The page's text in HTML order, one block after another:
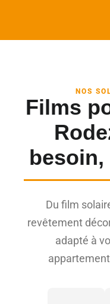
NOS
Films
Du film
revêtement
adapté à